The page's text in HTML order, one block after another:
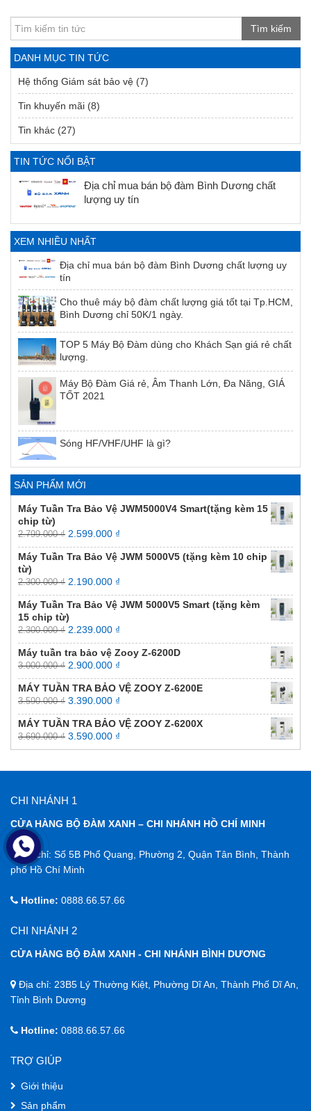
Tìm kiếm
DANH MỤC TIN TỨC
Hệ thống Giám sát bảo vệ (7)
Tin khuyến mãi (8)
Tin khác (27)
TIN TỨC NỔI BẬT
Địa chỉ mua bán bộ đàm Bình Dương chất
lượng uy tín
XEM NHIỀU NHẤT
Địa chỉ mua bán bộ đàm Bình Dương chất lượng uy
tín
Cho thuê máy bộ đàm chất lượng giá tốt tại Tp.HCM,
Bình Dương chỉ 50K/1 ngày.
TOP 5 Máy Bộ Đàm dùng cho Khách Sạn giá rẻ chất
lượng.
Máy Bộ Đàm Giá rẻ, Âm Thanh Lớn, Đa Năng, GIÁ
TỐT 2021
Sóng HF/VHF/UHF là gì?
SẢN PHẨM MỚI
Máy Tuần Tra Bảo Vệ JWM5000V4 Smart(tặng kèm 15
chip từ)
2.799.000₫ 2.599.000 ₫
Máy Tuần Tra Bảo Vệ JWM 5000V5 (tặng kèm 10 chip
từ)
2.300.000₫ 2.190.000 ₫
Máy Tuần Tra Bảo Vệ JWM 5000V5 Smart (tặng kèm
15 chip từ)
2.300.000₫ 2.239.000 ₫
Máy tuần tra bảo vệ Zooy Z-6200D
3.000.000₫ 2.900.000 ₫
MÁY TUẦN TRA BẢO VỆ ZOOY Z-6200E
3.590.000₫ 3.390.000 ₫
MÁY TUẦN TRA BẢO VỆ ZOOY Z-6200X
3.690.000₫ 3.590.000 ₫
CHI NHÁNH 1
CỬA HÀNG BỘ ĐÀM XANH – CHI NHÁNH HỒ CHÍ MINH
Địa chỉ: Số 5B Phổ Quang, Phường 2, Quận Tân Bình, Thành
phố Hồ Chí Minh
Hotline: 0888.66.57.66
CHI NHÁNH 2
CỬA HÀNG BỘ ĐÀM XANH - CHI NHÁNH BÌNH DƯƠNG
Địa chỉ: 23B5 Lý Thường Kiệt, Phường Dĩ An, Thành Phố Dĩ An,
Tỉnh Bình Dương
Hotline: 0888.66.57.66
TRỢ GIÚP
Giới thiệu
Sản phẩm